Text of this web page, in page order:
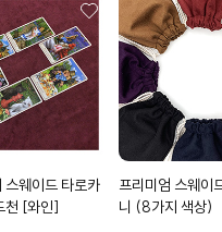
스웨이드 타로카
천 [와인]
프리미엄 스웨이
니 (8가지 색상)